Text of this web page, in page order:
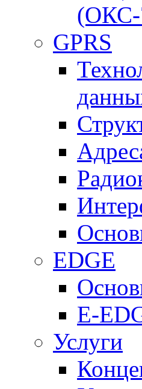
GPRS
EDGE
E-
Услуги